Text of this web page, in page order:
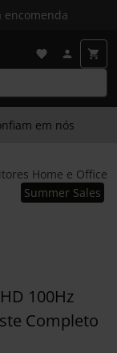
encomenda
em nós
Home e Office
Summer Sales
100Hz
Completo